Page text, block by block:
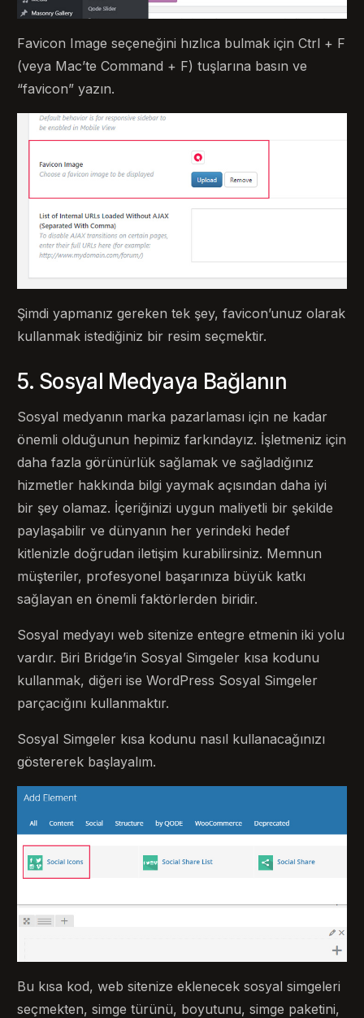
Favicon Image seçeneğini hızlıca bulmak için Ctrl + F
(veya Mac’te Command + F) tuşlarına basın ve
“favicon” yazın.
Şimdi yapmanız gereken tek şey, favicon’unuz olarak
kullanmak istediğiniz bir resim seçmektir.
5. Sosyal Medyaya Bağlanın
Sosyal medyanın marka pazarlaması için ne kadar
önemli olduğunun hepimiz farkındayız. İşletmeniz için
daha fazla görünürlük sağlamak ve sağladığınız
hizmetler hakkında bilgi yaymak açısından daha iyi
bir şey olamaz. İçeriğinizi uygun maliyetli bir şekilde
paylaşabilir ve dünyanın her yerindeki hedef
kitlenizle doğrudan iletişim kurabilirsiniz. Memnun
müşteriler, profesyonel başarınıza büyük katkı
sağlayan en önemli faktörlerden biridir.
Sosyal medyayı web sitenize entegre etmenin iki yolu
vardır. Biri Bridge’in Sosyal Simgeler kısa kodunu
kullanmak, diğeri ise WordPress Sosyal Simgeler
parçacığını kullanmaktır.
Sosyal Simgeler kısa kodunu nasıl kullanacağınızı
göstererek başlayalım.
Bu kısa kod, web sitenize eklenecek sosyal simgeleri
seçmekten, simge türünü, boyutunu, simge paketini,